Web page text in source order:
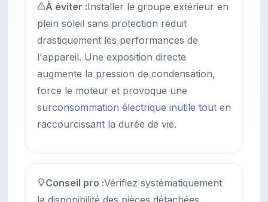
À éviter :Installer le groupe extérieur en
plein soleil sans protection réduit
drastiquement les performances de
l'appareil. Une exposition directe
augmente la pression de condensation,
force le moteur et provoque une
surconsommation électrique inutile tout en
raccourcissant la durée de vie.
Conseil pro :Vérifiez systématiquement